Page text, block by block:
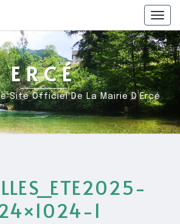
ERCÉ
Site Officiel De La Mairie D’Ercé
1